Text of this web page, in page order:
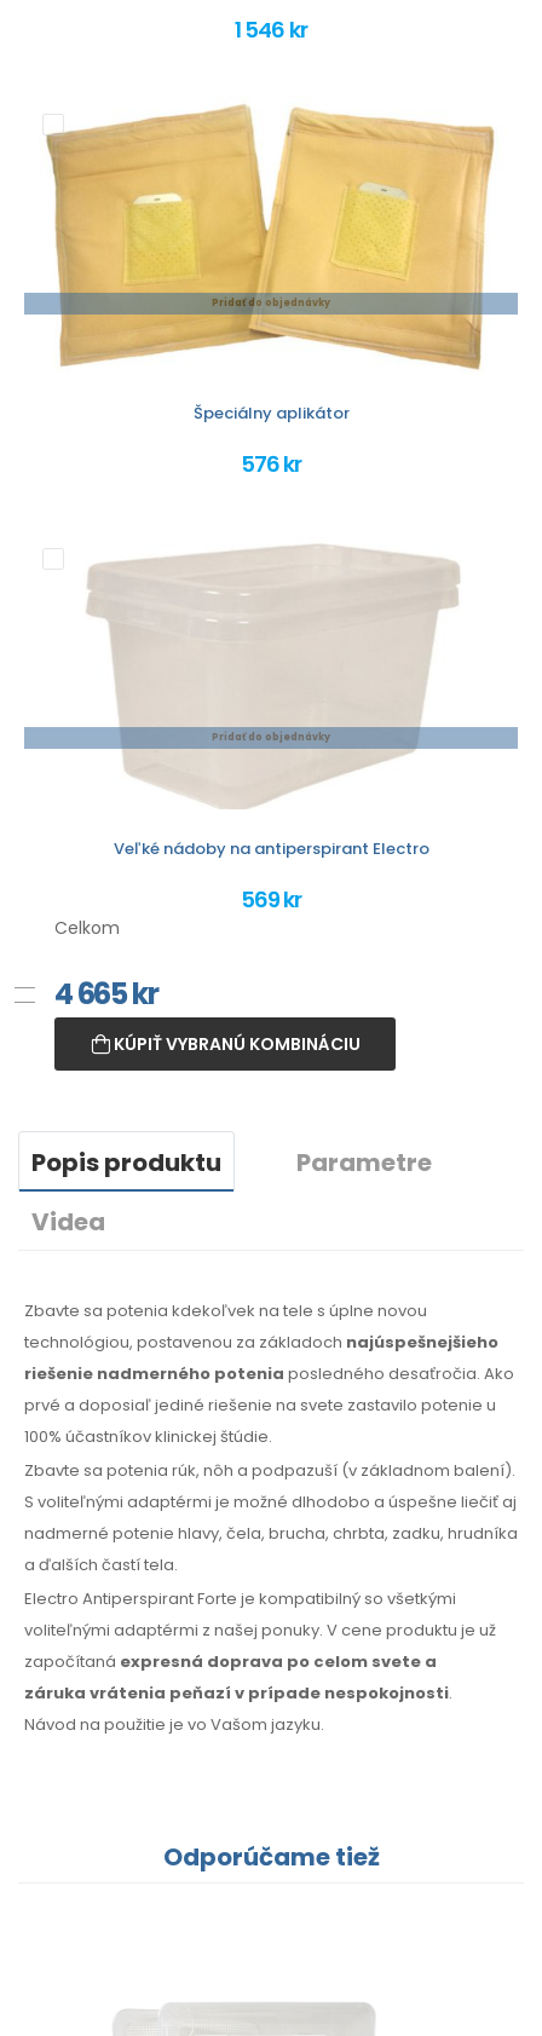
1 546 kr
Pridať do objednávky
Špeciálny aplikátor
576 kr
Pridať do objednávky
Veľké nádoby na antiperspirant Electro
569 kr
Celkom
4 665kr
KÚPIŤ VYBRANÚ KOMBINÁCIU
Popis produktu
Parametre
Videa
Zbavte sa potenia kdekoľvek na tele s úplne novou
technológiou, postavenou za základoch najúspešnejšieho
riešenie nadmerného potenia posledného desaťročia. Ako
prvé a doposiaľ jediné riešenie na svete zastavilo potenie u
100% účastníkov klinickej štúdie.
Zbavte sa potenia rúk, nôh a podpazuší (v základnom balení).
S voliteľnými adaptérmi je možné dlhodobo a úspešne liečiť aj
nadmerné potenie hlavy, čela, brucha, chrbta, zadku, hrudníka
a ďalších častí tela.
Electro Antiperspirant Forte je kompatibilný so všetkými
voliteľnými adaptérmi z našej ponuky. V cene produktu je už
započítaná expresná doprava po celom svete a
záruka vrátenia peňazí v prípade nespokojnosti.
Návod na použitie je vo Vašom jazyku.
Odporúčame tiež